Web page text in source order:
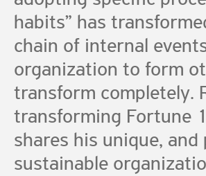
habits” has
chain of internal
organization to form
transform completely.
transforming Fortune
shares his unique,
sustainable